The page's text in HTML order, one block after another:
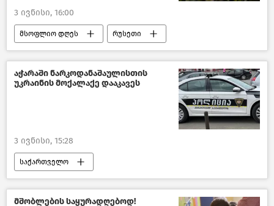
3 ივნისი, 16:00
მსოფლიო დღეს რუსეთი
მსოფლიოს ახალი ამბები Google
ბელგია ეკონომიკა
ახალი ამბები
აჭარაში ნარკოდანაშაულისთის
უკრაინის მოქალაქე დააკავეს
3 ივნისი, 15:28
საქართველო
საქართველოს შინაგან საქმეთა სამინისტრო
კრიმინალი საქართველოში
მშობლების საყურადღებოდ!